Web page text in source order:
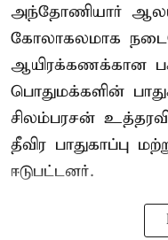
அந்தோணியார் ஆலய
கோலாகலமாக
ஆயிரக்கணக்கான
பொதுமக்களின்
சிலம்பரசன்
தீவிர பாதுகாப்பு
ஈடுபட்டனர்.